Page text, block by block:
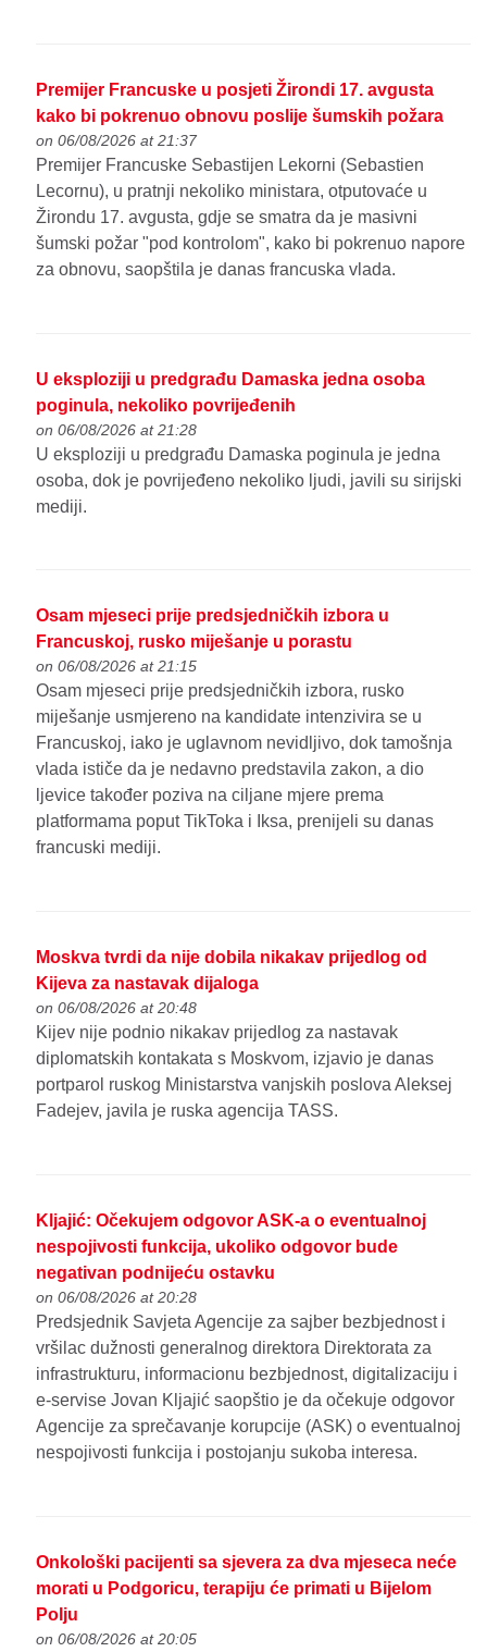
Premijer Francuske u posjeti Žirondi 17. avgusta
kako bi pokrenuo obnovu poslije šumskih požara
on 06/08/2026 at 21:37
Premijer Francuske Sebastijen Lekorni (Sebastien
Lecornu), u pratnji nekoliko ministara, otputovaće u
Žirondu 17. avgusta, gdje se smatra da je masivni
šumski požar "pod kontrolom", kako bi pokrenuo napore
za obnovu, saopštila je danas francuska vlada.
U eksploziji u predgrađu Damaska jedna osoba
poginula, nekoliko povrijeđenih
on 06/08/2026 at 21:28
U eksploziji u predgrađu Damaska poginula je jedna
osoba, dok je povrijeđeno nekoliko ljudi, javili su sirijski
mediji.
Osam mjeseci prije predsjedničkih izbora u
Francuskoj, rusko miješanje u porastu
on 06/08/2026 at 21:15
Osam mjeseci prije predsjedničkih izbora, rusko
miješanje usmjereno na kandidate intenzivira se u
Francuskoj, iako je uglavnom nevidljivo, dok tamošnja
vlada ističe da je nedavno predstavila zakon, a dio
ljevice također poziva na ciljane mjere prema
platformama poput TikToka i Iksa, prenijeli su danas
francuski mediji.
Moskva tvrdi da nije dobila nikakav prijedlog od
Kijeva za nastavak dijaloga
on 06/08/2026 at 20:48
Kijev nije podnio nikakav prijedlog za nastavak
diplomatskih kontakata s Moskvom, izjavio je danas
portparol ruskog Ministarstva vanjskih poslova Aleksej
Fadejev, javila je ruska agencija TASS.
Kljajić: Očekujem odgovor ASK-a o eventualnoj
nespojivosti funkcija, ukoliko odgovor bude
negativan podnijeću ostavku
on 06/08/2026 at 20:28
Predsjednik Savjeta Agencije za sajber bezbjednost i
vršilac dužnosti generalnog direktora Direktorata za
infrastrukturu, informacionu bezbjednost, digitalizaciju i
e-servise Jovan Kljajić saopštio je da očekuje odgovor
Agencije za sprečavanje korupcije (ASK) o eventualnoj
nespojivosti funkcija i postojanju sukoba interesa.
Onkološki pacijenti sa sjevera za dva mjeseca neće
morati u Podgoricu, terapiju će primati u Bijelom
Polju
on 06/08/2026 at 20:05